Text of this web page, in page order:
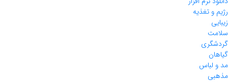
رژیم و تغذیه
زیبایی
سلامت
گردشگری
گیاهان
مد و لباس
مذهبی